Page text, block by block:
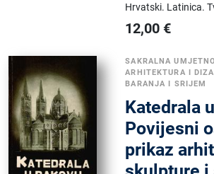
Hrvatski. Latinica.
12,00 €
SAKRALNA
ARHITEKTURA I
BARANJA I SRIJEM
Katedrala
Povijesni
prikaz